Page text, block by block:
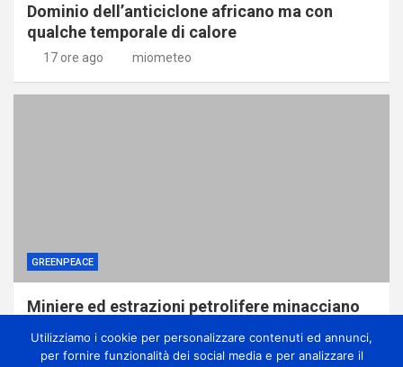
Dominio dell’anticiclone africano ma con
qualche temporale di calore
17 ore ago miometeo
GREENPEACE
Miniere ed estrazioni petrolifere minacciano
Congo, svela report di Greenpeace
Utilizziamo i cookie per personalizzare contenuti ed annunci,
per fornire funzionalità dei social media e per analizzare il